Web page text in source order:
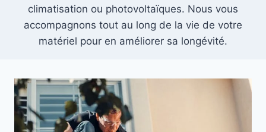
climatisation ou photovoltaïques. Nous vous
accompagnons tout au long de la vie de votre
matériel pour en améliorer sa longévité.